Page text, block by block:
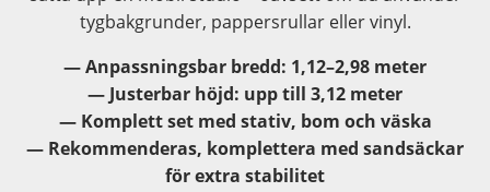
tygbakgrunder, pappersrullar eller vinyl.
— Anpassningsbar bredd: 1,12–2,98 meter
— Justerbar höjd: upp till 3,12 meter
— Komplett set med stativ, bom och väska
— Rekommenderas, komplettera med sandsäckar
för extra stabilitet